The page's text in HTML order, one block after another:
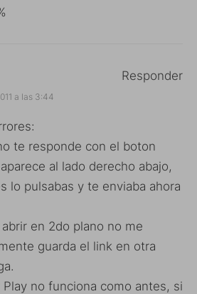
a las 3:44
te responde con el boton
al lado derecho abajo,
lo pulsabas y te enviaba ahora
en 2do plano no me
guarda el link en otra
no funciona como antes, si
Responder